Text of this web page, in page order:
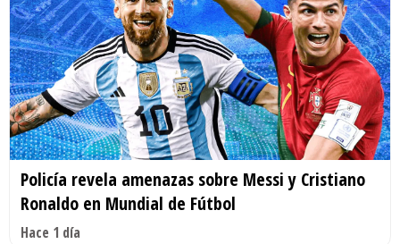
Policía revela amenazas sobre Messi y Cristiano
Ronaldo en Mundial de Fútbol
Hace 1 día